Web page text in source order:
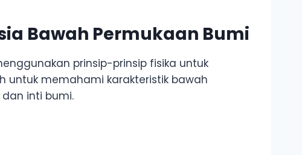
Bawah Permukaan Bumi
prinsip-prinsip fisika untuk
untuk memahami karakteristik bawah
inti bumi.